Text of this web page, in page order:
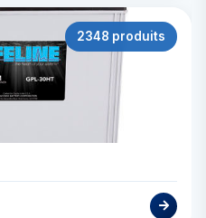
2348 produits